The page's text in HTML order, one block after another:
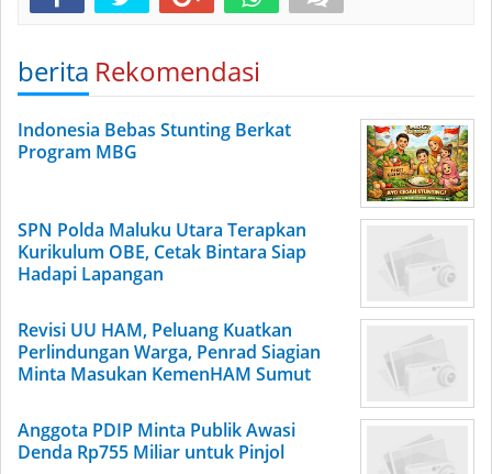
berita Rekomendasi
Indonesia Bebas Stunting Berkat
Program MBG
SPN Polda Maluku Utara Terapkan
Kurikulum OBE, Cetak Bintara Siap
Hadapi Lapangan
Revisi UU HAM, Peluang Kuatkan
Perlindungan Warga, Penrad Siagian
Minta Masukan KemenHAM Sumut
Anggota PDIP Minta Publik Awasi
Denda Rp755 Miliar untuk Pinjol